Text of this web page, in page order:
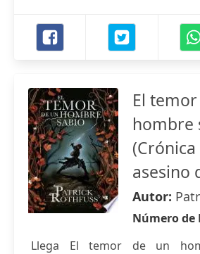
El
hombre
(Crónica
asesino
Autor:
Número de
Llega El temor de un